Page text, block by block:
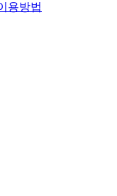
용방법